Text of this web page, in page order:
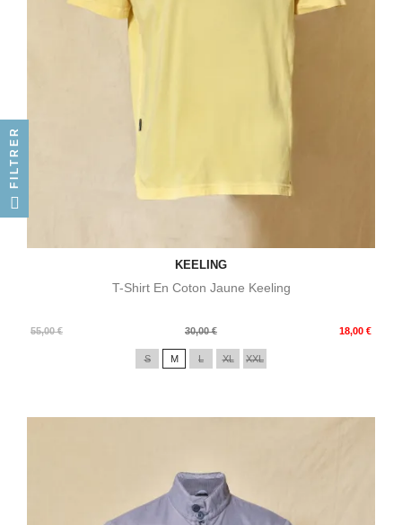
KEELING
T-Shirt En Coton Jaune Keeling
55,00 €
Prix
30,00 € 18,00 €
Prix
S M L XL XXL
FILTRER